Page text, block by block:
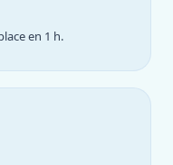
en 1 h.